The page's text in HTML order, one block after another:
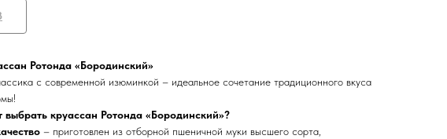
Ротонда «Бородинский»
с современной изюминкой – идеальное сочетание традиционного вкуса
выбрать круассан Ротонда «Бородинский»?
– приготовлен из отборной пшеничной муки высшего сорта,